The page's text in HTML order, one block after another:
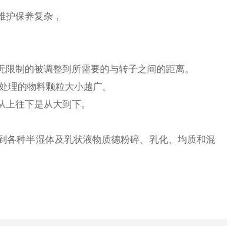
保养复杂，
制的被调整到所需要的与转子之间的距离。
的物料颗粒大小越广。
往下是从大到下。
各种半湿体及乳状液物质德粉碎、乳化、均质和混